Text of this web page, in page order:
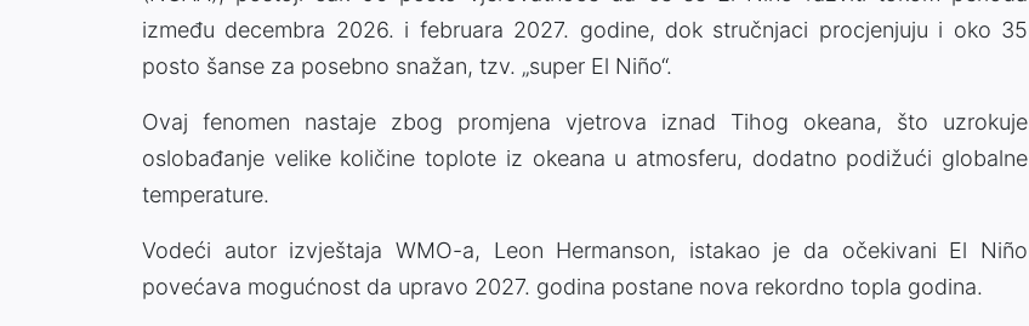
između decembra 2026. i februara 2027. godine, dok stručnjaci procjenjuju i oko 35
posto šanse za posebno snažan, tzv. „super El Niño“.
Ovaj fenomen nastaje zbog promjena vjetrova iznad Tihog okeana, što uzrokuje
oslobađanje velike količine toplote iz okeana u atmosferu, dodatno podižući globalne
temperature.
Vodeći autor izvještaja WMO-a, Leon Hermanson, istakao je da očekivani El Niño
povećava mogućnost da upravo 2027. godina postane nova rekordno topla godina.